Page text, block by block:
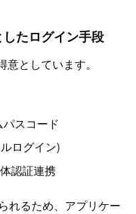
たログイン手段
としています。
スコード
ログイン)
認証連携
れるため、アプリケー